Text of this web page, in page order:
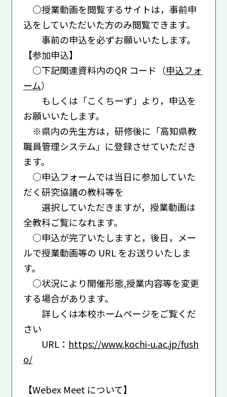
○授業動画を閲覧するサイトは，事前申
込をしていただいた方のみ閲覧できます。
事前の申込を必ずお願いいたします。
【参加申込】
○下記関連資料内のQR コード（申込フォ
ーム）
もしくは「こくちーず」より，申込を
お願いいたします。
※県内の先生方は，研修後に「高知県教
職員管理システム」に登録させていただき
ます。
○申込フォームでは当日に参加していた
だく研究協議の教科等を
選択していただきますが，授業動画は
全教科ご覧になれます。
○申込が完了いたしますと，後日，メー
ルで授業動画等の URL をお送りいたしま
す。
○状況により開催形態,授業内容等を変更
する場合があります。
詳しくは本校ホームページをご覧くだ
さい
URL： https://www.kochi-u.ac.jp/fush
o/
【Webex Meet について】